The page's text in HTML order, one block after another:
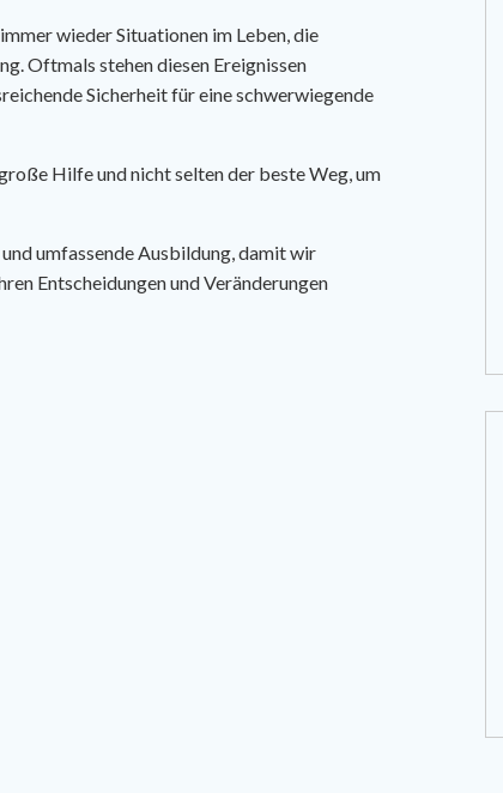
wieder Situationen im Leben, die
Oftmals stehen diesen Ereignissen
Sicherheit für eine schwerwiegende
Hilfe und nicht selten der beste Weg, um
umfassende Ausbildung, damit wir
Entscheidungen und Veränderungen